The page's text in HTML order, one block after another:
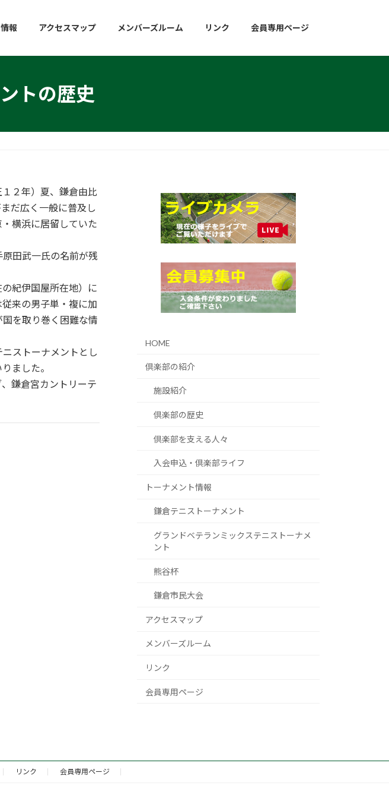
報 アクセスマップ メンバーズルーム リンク 会員専用ページ
トの歴史
２年）夏、鎌倉由比
だ広く一般に普及し
横浜に居留していた
田武一氏の名前が残
紀伊国屋所在地）に
来の男子単・複に加
を取り巻く困難な情
ストーナメントとし
ました。
鎌倉宮カントリーテ
HOME
倶楽部の紹介
施設紹介
倶楽部の歴史
倶楽部を支える人々
入会申込・倶楽部ライフ
トーナメント情報
鎌倉テニストーナメント
グランドベテランミックステニストーナメ
ント
熊谷杯
鎌倉市民大会
アクセスマップ
メンバーズルーム
リンク
会員専用ページ
リンク 会員専用ページ